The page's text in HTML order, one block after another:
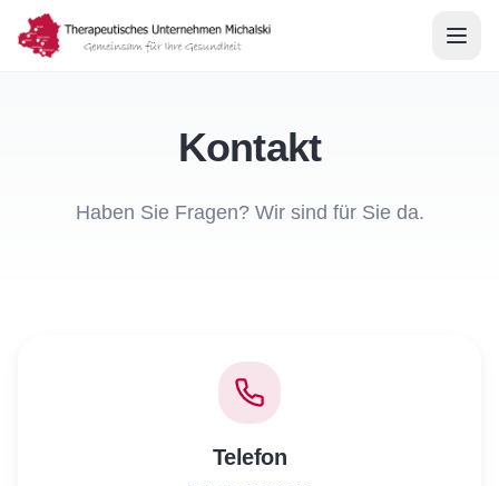
Kontakt
Haben Sie Fragen? Wir sind für Sie da.
Telefon